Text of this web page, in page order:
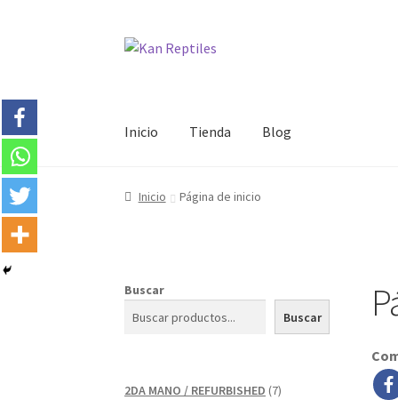
Ir
Ir
Inicio Tienda Blog
Inicio Página de inicio
Buscar
Buscar
2DA MANO / REFURBISHED 77